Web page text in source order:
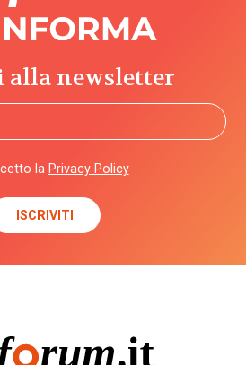
newsletter
la Privacy Policy